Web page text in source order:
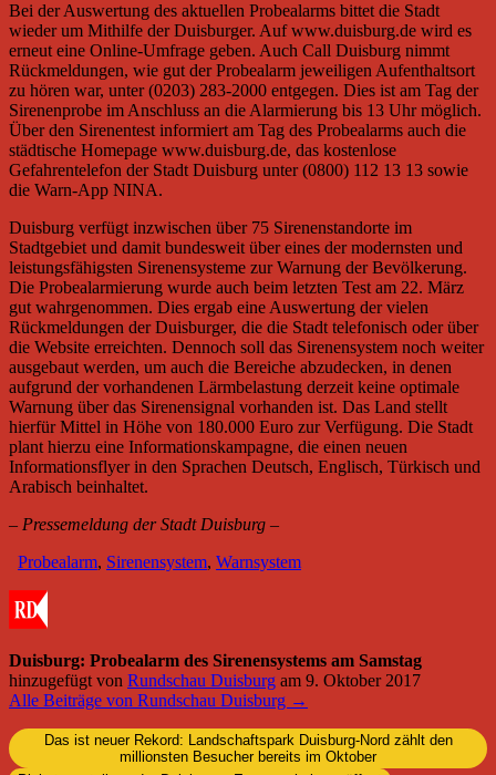
Bei der Auswertung des aktuellen Probealarms bittet die Stadt
wieder um Mithilfe der Duisburger. Auf www.duisburg.de wird es
erneut eine Online-Umfrage geben. Auch Call Duisburg nimmt
Rückmeldungen, wie gut der Probealarm jeweiligen Aufenthaltsort
zu hören war, unter (0203) 283-2000 entgegen. Dies ist am Tag der
Sirenenprobe im Anschluss an die Alarmierung bis 13 Uhr möglich.
Über den Sirenentest informiert am Tag des Probealarms auch die
städtische Homepage www.duisburg.de, das kostenlose
Gefahrentelefon der Stadt Duisburg unter (0800) 112 13 13 sowie
die Warn-App NINA.
Duisburg verfügt inzwischen über 75 Sirenenstandorte im
Stadtgebiet und damit bundesweit über eines der modernsten und
leistungsfähigsten Sirenensysteme zur Warnung der Bevölkerung.
Die Probealarmierung wurde auch beim letzten Test am 22. März
gut wahrgenommen. Dies ergab eine Auswertung der vielen
Rückmeldungen der Duisburger, die die Stadt telefonisch oder über
die Website erreichten. Dennoch soll das Sirenensystem noch weiter
ausgebaut werden, um auch die Bereiche abzudecken, in denen
aufgrund der vorhandenen Lärmbelastung derzeit keine optimale
Warnung über das Sirenensignal vorhanden ist. Das Land stellt
hierfür Mittel in Höhe von 180.000 Euro zur Verfügung. Die Stadt
plant hierzu eine Informationskampagne, die einen neuen
Informationsflyer in den Sprachen Deutsch, Englisch, Türkisch und
Arabisch beinhaltet.
– Pressemeldung der Stadt Duisburg –
Probealarm, Sirenensystem, Warnsystem
Duisburg: Probealarm des Sirenensystems am Samstag
hinzugefügt von Rundschau Duisburg am 9. Oktober 2017
Alle Beiträge von Rundschau Duisburg →
Das ist neuer Rekord: Landschaftspark Duisburg-Nord zählt den
millionsten Besucher bereits im Oktober